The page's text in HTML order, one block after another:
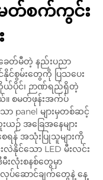
မတ်စက်ကွင်း
ခေတ်မီတဲ့ နည်းပညာ
င်စွမ်းတွေကို ပြသပေး
ယ်ပိုင်၊ ဉာဏ်ရည်ရှိတဲ့
ယ်။ စမတ်ဖုန်းအက်ပ်
panel များမှတစ်ဆင့်
ယဉ် အခြေအနေများ
န် အသုံးပြုသူများကို
လဲနိုင်သော LED မီးလင်း
မီးလုံးစနစ်တွေမှာ
လုပ်ဆောင်ချက်တွေနဲ့ နေ့